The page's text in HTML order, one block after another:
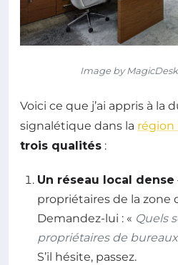
Image by
Voici ce que j’ai appris à la
signalétique dans la région
trois qualités :
Un réseau local dense
propriétaires de la zone
Demandez-lui : « Quels
propriétaires de
S’il hésite, passez.